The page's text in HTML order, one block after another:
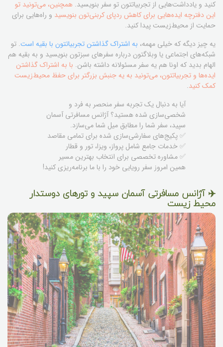
کنید و یادداشت‌هایی از تجربیاتتون تو سفر بنویسید. همچنین، می‌تونید تو
این دفترچه ایده‌هایی برای کاهش ردپای کربنی‌تون بنویسید و راه‌هایی برای
حمایت از محیط‌زیست پیدا کنید.
یه چیز دیگه که خیلی مهمه، به اشتراک گذاشتن تجربیاتتون با بقیه است. تو
شبکه‌های اجتماعی یا وبلاگتون درباره سفرهای سبزتون بنویسید و به بقیه هم
الهام بدید که اونا هم یه سفر مسئولانه داشته باشن. با به اشتراک گذاشتن
ایده‌ها و تجربیاتتون، می‌تونید به یه جنبش بزرگتر برای حفظ محیط‌زیست
کمک کنید.
آیا به دنبال یک تجربه سفر منحصر به فرد و
شخصی‌سازی شده هستید؟ آژانس مسافرتی آسمان
سپید، سفر شما را مطابق میل شما می‌سازد.
✅ پکیج‌های سفارشی‌سازی شده برای تمامی مقاصد
✅ خدمات جامع شامل پرواز، ویزا، تور و قطار
✅ مشاوره تخصصی برای انتخاب بهترین مسیر
همین امروز سفر رویایی خود را با ما برنامه‌ریزی کنید!
✈️ آژانس مسافرتی آسمان سپید و تورهای دوستدار
محیط زیست